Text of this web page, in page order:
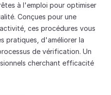
à l'emploi pour optimiser
Conçues pour une
ces procédures vous
pratiques, d'améliorer la
de vérification. Un
cherchant efficacité